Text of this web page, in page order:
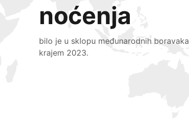
noćenja
bilo je u sklopu međunarodnih boravaka
krajem 2023.